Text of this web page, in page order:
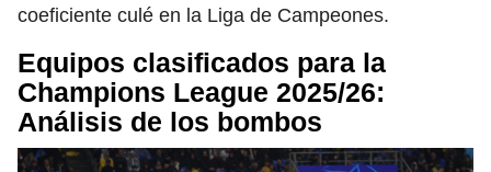
coeficiente culé en la Liga de Campeones.
Equipos clasificados para la
Champions League 2025/26:
Análisis de los bombos